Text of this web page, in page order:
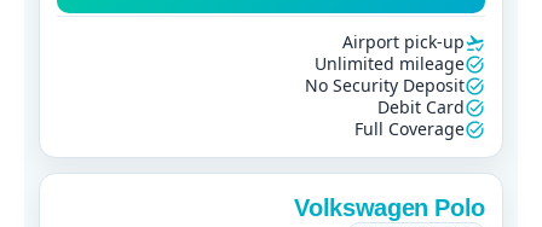
Airport pick-up
Unlimited mileage
No Security Deposit
Debit Card
Full Coverage
Volkswagen Polo